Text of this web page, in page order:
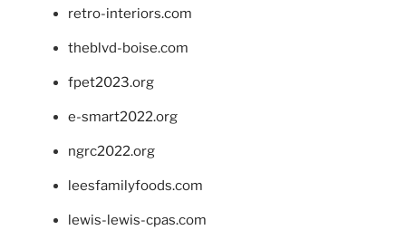
retro-interiors.com
theblvd-boise.com
fpet2023.org
e-smart2022.org
ngrc2022.org
leesfamilyfoods.com
lewis-lewis-cpas.com